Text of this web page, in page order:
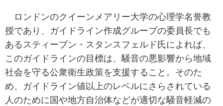
ロンドンのクイーンメアリー大学の心理学名誉教
授であり、ガイドライン作成グループの委員長でも
あるスティーブン・スタンスフェルド氏によれば、
このガイドラインの目標は、騒音の悪影響から地域
社会を守る公衆衛生政策を支援すること。そのた
め、ガイドライン値以上のレベルにさらされている
人のために国や地方自治体などが適切な騒音軽減の